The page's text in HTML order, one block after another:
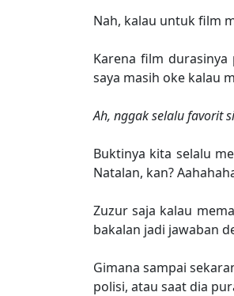
Nah, kalau untuk film
Karena film
saya masih oke kalau
Ah, nggak selalu favorit
Buktinya kita selalu
Natalan, kan?
Zuzur saja kalau
bakalan jadi jawaban
Gimana sampai
polisi, atau saat dia